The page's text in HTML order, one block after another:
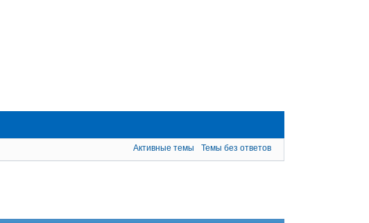
Активные темы Темы без ответов